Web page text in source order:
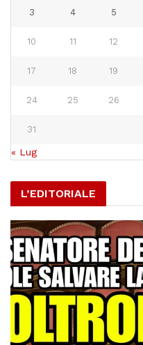
3 4 5
10 11 12
17 18 19
24 25 26
31
« Lug
L’EDITORIALE